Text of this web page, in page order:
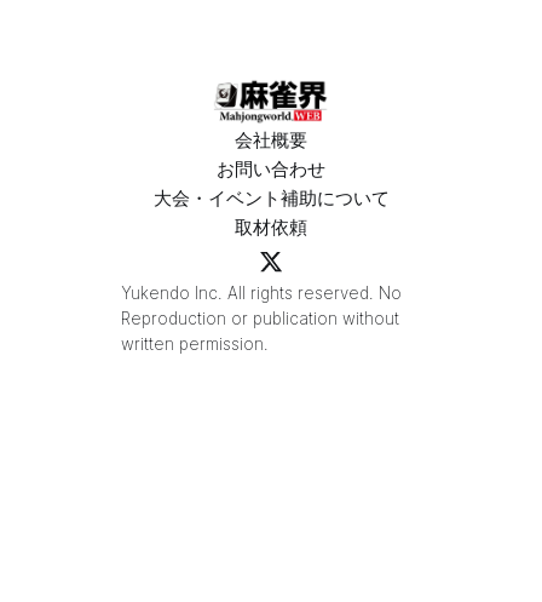
会社概要
お問い合わせ
大会・イベント補助について
取材依頼
Yukendo Inc. All rights reserved. No
Reproduction or publication without
written permission.